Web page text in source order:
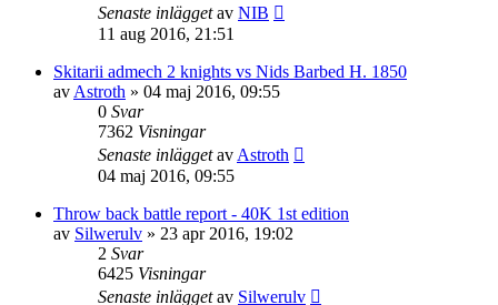
Senaste inläggetav NIB
11 aug 2016, 21:51
Skitarii admech 2 knights vs Nids Barbed H. 1850
av Astroth » 04 maj 2016, 09:55
0 Svar
7362 Visningar
Senaste inläggetav Astroth
04 maj 2016, 09:55
Throw back battle report - 40K 1st edition
av Silwerulv » 23 apr 2016, 19:02
2 Svar
6425 Visningar
Senaste inläggetav Silwerulv